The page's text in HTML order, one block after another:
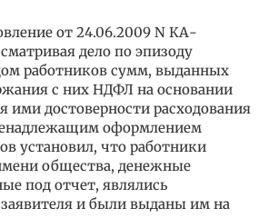
от 24.06.2009 N КА-
дело по эпизоду
работников сумм, выданных
с них НДФЛ на основании
ими достоверности расходования
оформлением
установил, что работники
общества, денежные
под отчет, являлись
и были выданы им на